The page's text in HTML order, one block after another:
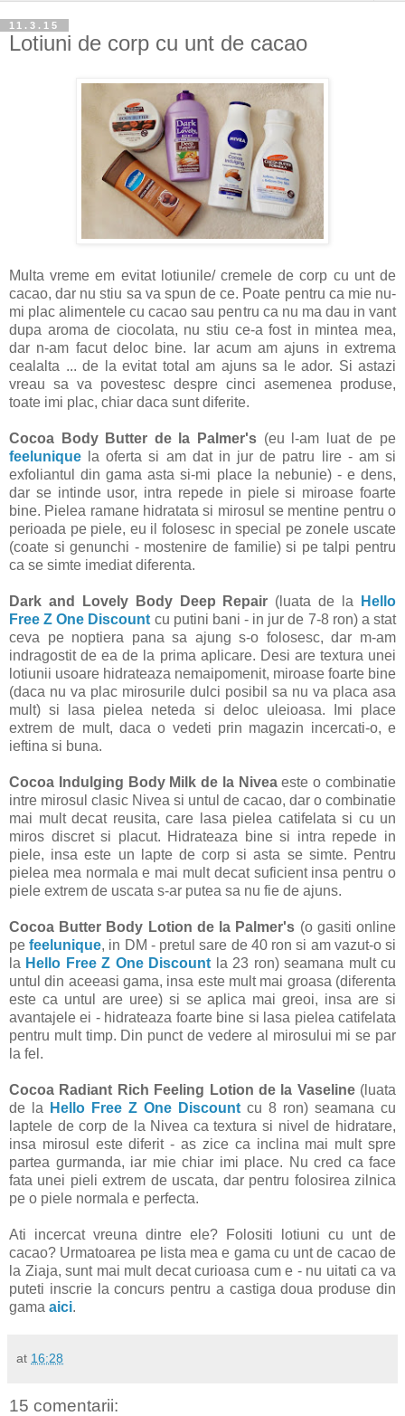
11.3.15
Lotiuni de corp cu unt de cacao
Multa vreme em evitat lotiunile/ cremele de corp cu unt de
cacao, dar nu stiu sa va spun de ce. Poate pentru ca mie nu-
mi plac alimentele cu cacao sau pentru ca nu ma dau in vant
dupa aroma de ciocolata, nu stiu ce-a fost in mintea mea,
dar n-am facut deloc bine. Iar acum am ajuns in extrema
cealalta ... de la evitat total am ajuns sa le ador. Si astazi
vreau sa va povestesc despre cinci asemenea produse,
toate imi plac, chiar daca sunt diferite.
Cocoa Body Butter de la Palmer's (eu l-am luat de pe
feelunique la oferta si am dat in jur de patru lire - am si
exfoliantul din gama asta si-mi place la nebunie) - e dens,
dar se intinde usor, intra repede in piele si miroase foarte
bine. Pielea ramane hidratata si mirosul se mentine pentru o
perioada pe piele, eu il folosesc in special pe zonele uscate
(coate si genunchi - mostenire de familie) si pe talpi pentru
ca se simte imediat diferenta.
Dark and Lovely Body Deep Repair (luata de la
Hello
Free Z One Discount cu putini bani - in jur de 7-8 ron) a stat
ceva pe noptiera pana sa ajung s-o folosesc, dar m-am
indragostit de ea de la prima aplicare. Desi are textura unei
lotiunii usoare hidrateaza nemaipomenit, miroase foarte bine
(daca nu va plac mirosurile dulci posibil sa nu va placa asa
mult) si lasa pielea neteda si deloc uleioasa. Imi place
extrem de mult, daca o vedeti prin magazin incercati-o, e
ieftina si buna.
Cocoa Indulging Body Milk de la Niveaeste o combinatie
intre mirosul clasic Nivea si untul de cacao, dar o combinatie
mai mult decat reusita, care lasa pielea catifelata si cu un
miros discret si placut. Hidrateaza bine si intra repede in
piele, insa este un lapte de corp si asta se simte. Pentru
pielea mea normala e mai mult decat suficient insa pentru o
piele extrem de uscata s-ar putea sa nu fie de ajuns.
Cocoa Butter Body Lotion de la Palmer's (o gasiti online
pefeelunique, in DM - pretul sare de 40 ron si am vazut-o si
la Hello Free Z One Discount la 23 ron) seamana mult cu
untul din aceeasi gama, insa este mult mai groasa (diferenta
este ca untul are uree) si se aplica mai greoi, insa are si
avantajele ei - hidrateaza foarte bine si lasa pielea catifelata
pentru mult timp. Din punct de vedere al mirosului mi se par
la fel.
Cocoa Radiant Rich Feeling Lotion de la Vaseline(luata
de la
Hello Free Z One Discount cu 8 ron) seamana cu
laptele de corp de la Nivea ca textura si nivel de hidratare,
insa mirosul este diferit - as zice ca inclina mai mult spre
partea gurmanda, iar mie chiar imi place. Nu cred ca face
fata unei pieli extrem de uscata, dar pentru folosirea zilnica
pe o piele normala e perfecta.
Ati incercat vreuna dintre ele? Folositi lotiuni cu unt de
cacao? Urmatoarea pe lista mea e gama cu unt de cacao de
la Ziaja, sunt mai mult decat curioasa cum e - nu uitati ca va
puteti inscrie la concurs pentru a castiga doua produse din
gama aici.
at 16:28
15 comentarii: